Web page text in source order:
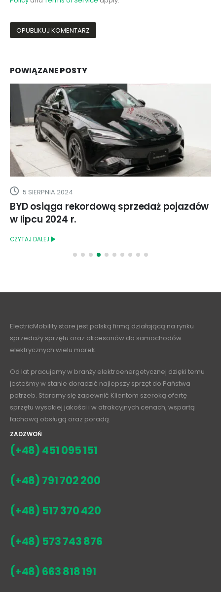
POWIĄZANEPOSTY
5 SIERPNIA 2024
BYD osiąga rekordową sprzedaż pojazdów
w lipcu 2024 r.
CZYTAJ DALEJ
ElectricMobility.store jest polską firmą działającą na rynku
sprzedaży sprzętu oraz akcesoriów do samochodów
elektrycznych wielu marek.
Od lat pracujemy w branży elektroenergetycznej dzięki temu
jesteśmy w stanie doradzić najlepszy sprzęt do Państwa
potrzeb. Staramy się zapewnić Klientom szeroką ofertę
sprzętu wysokiej jakości i w atrakcyjnych cenach, wspartą
fachową obsługą oraz poradą.
ZADZWOŃ
(+48) 451 095 151
(+48) 791 702 200
(+48) 517 370 420
(+48) 573 743 876
(+48) 663 818 191